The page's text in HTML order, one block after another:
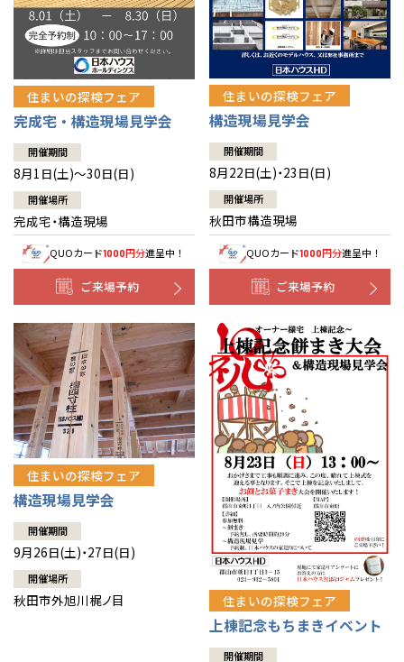
住まいの探検フェア
完成宅・構造現場見学会
開催期間
8月1日(土)～30日(日)
開催場所
完成宅・構造現場
QUOカード1000円分進呈中！
ご来場予約
住まいの探検フェア
構造現場見学会
開催期間
8月22日(土)・23日(日)
開催場所
秋田市構造現場
QUOカード1000円分進呈中！
ご来場予約
住まいの探検フェア
構造現場見学会
開催期間
9月26日(土)・27日(日)
開催場所
秋田市外旭川梶ノ目 住まいの探検フェア
上棟記念もちまきイベント
開催期間
広島
山口
徳島
高知
宮崎
鹿児島
長崎
沖縄
鹿児島県
鹿児島